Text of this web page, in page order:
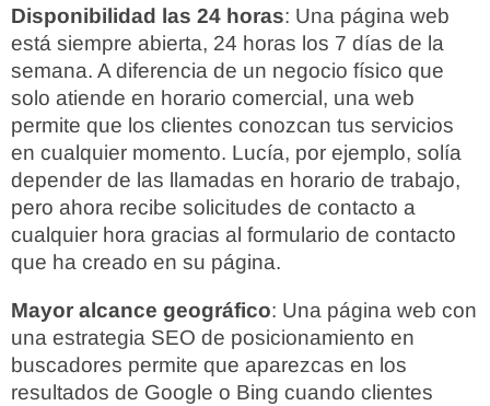
Disponibilidad las 24 horas: Una página web
está siempre abierta, 24 horas los 7 días de la
semana. A diferencia de un negocio físico que
solo atiende en horario comercial, una web
permite que los clientes conozcan tus servicios
en cualquier momento. Lucía, por ejemplo, solía
depender de las llamadas en horario de trabajo,
pero ahora recibe solicitudes de contacto a
cualquier hora gracias al formulario de contacto
que ha creado en su página.
Mayor alcance geográfico: Una página web con
una estrategia SEO de posicionamiento en
buscadores permite que aparezcas en los
resultados de Google o Bing cuando clientes